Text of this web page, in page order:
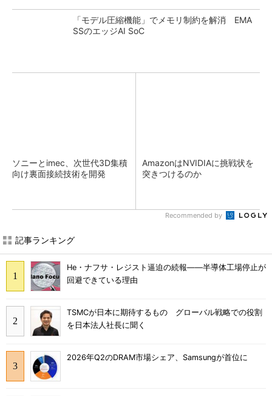
「モデル圧縮機能」でメモリ制約を解消 EMA
SSのエッジAI SoC
ソニーとimec、次世代3D集積
向け裏面接続技術を開発
AmazonはNVIDIAに挑戦状を
突きつけるのか
Recommended by
記事ランキング
He・ナフサ・レジスト逼迫の続報――半導体工場停止が
回避できている理由
TSMCが日本に期待するもの グローバル戦略での役割
を日本法人社長に聞く
2026年Q2のDRAM市場シェア、Samsungが首位に